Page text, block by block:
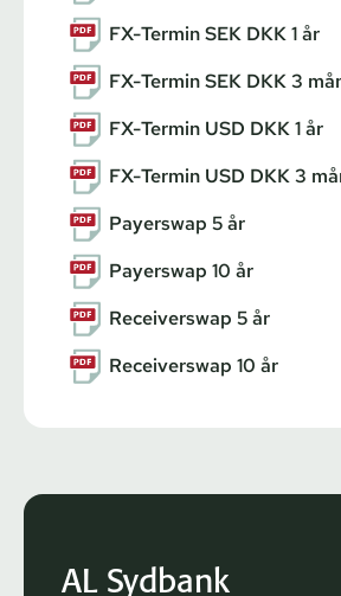
FX-Termin SEK DKK 1 år
FX-Termin SEK DKK 3
FX-Termin USD DKK 1 år
FX-Termin USD DKK 3
Payerswap 5 år
Payerswap 10 år
Receiverswap 5 år
Receiverswap 10 år
AL Sydbank